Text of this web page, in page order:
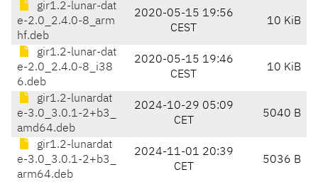
gir1.2-lunar-dat
e-2.0_2.4.0-8_arm
hf.deb
2020-05-15 19:56
CEST
10 KiB
gir1.2-lunar-dat
e-2.0_2.4.0-8_i38
6.deb
2020-05-15 19:46
CEST
10 KiB
gir1.2-lunardat
e-3.0_3.0.1-2+b3_
amd64.deb
2024-10-29 05:09
CET
5040 B
gir1.2-lunardat
e-3.0_3.0.1-2+b3_
arm64.deb
2024-11-01 20:39
CET
5036 B